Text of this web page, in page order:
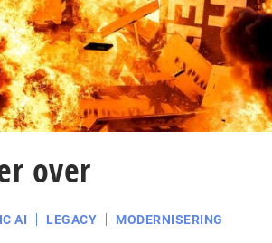
over
AI LEGACY MODERNISERING